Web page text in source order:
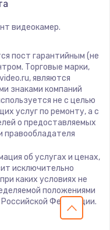
ПО
видеокамер.
пост гарантийным (не
Торговые марки,
являются
знаками компаний
не с целью
услуг по ремонту, а с
о предоставляемых
правообладателя
об услугах и ценах,
исключительно
каких условиях не
положениями
Федерации.